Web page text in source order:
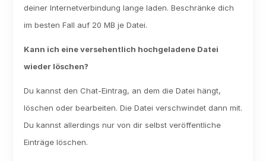
deiner Internetverbindung lange laden. Beschränke dich
im besten Fall auf 20 MB je Datei.
Kann ich eine versehentlich hochgeladene Datei
wieder löschen?
Du kannst den Chat-Eintrag, an dem die Datei hängt,
löschen oder bearbeiten. Die Datei verschwindet dann mit.
Du kannst allerdings nur von dir selbst veröffentliche
Einträge löschen.